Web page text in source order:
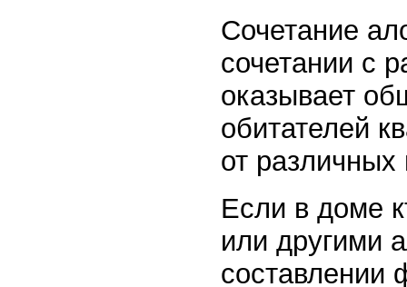
Сочетание
сочетании с
оказывает
обитателей
от
Если в доме
или другими
составлении